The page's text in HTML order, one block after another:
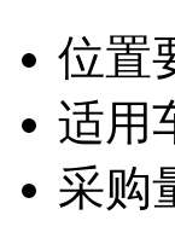
位置
适用
采购